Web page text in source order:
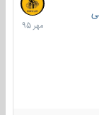
مهر
1395